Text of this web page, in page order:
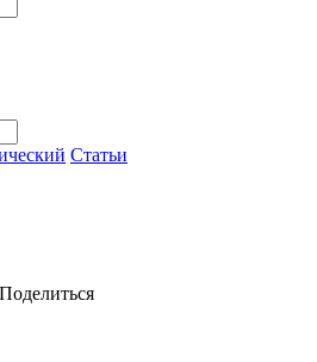
Статьи
Поделиться